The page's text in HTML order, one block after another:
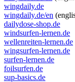
wingdaily.de
wingdaily.de/en
dailydose-shop.de
windsurfen-lernen.de
wellenreiten-lernen.de
wingsurfen-lernen.de
surfen-lernen.de
foilsurfen.de
sup-basics.de